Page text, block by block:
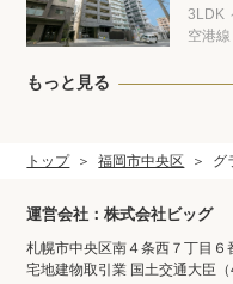
3LDK
空港
もっと見る
トップ 福岡市中央区 グ
運営会社：株式会社ビッグ
札幌市中央区南４条西７丁目
宅地建物取引業 国土交通大臣